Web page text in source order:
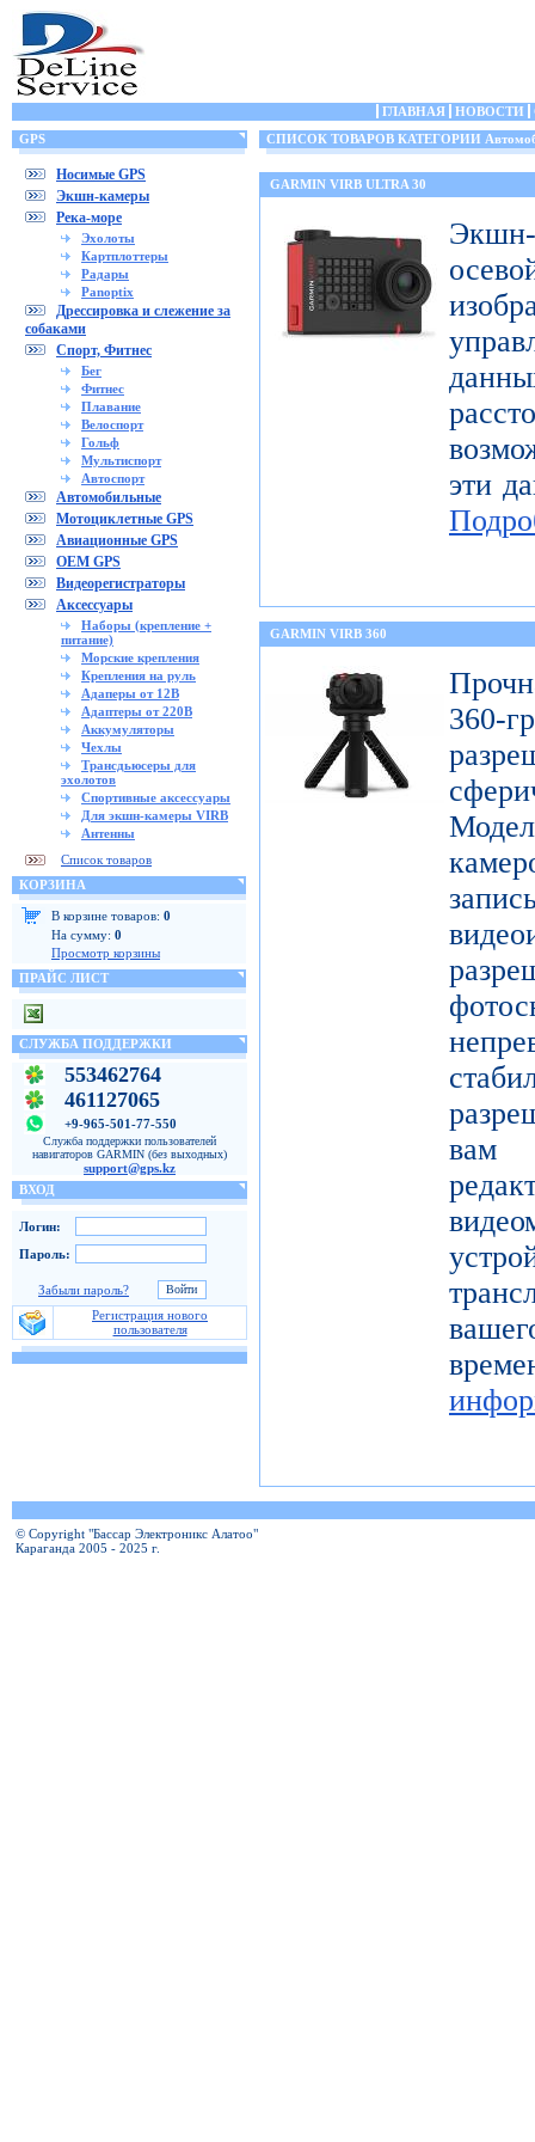
ГЛАВНАЯ НОВОСТИ
GPS
Носимые GPS
Экшн-камеры
Река-море
Эхолоты
Картплоттеры
Радары
Panoptix
Дрессировка и слежение за
собаками
Спорт, Фитнес
Бег
Фитнес
Плавание
Велоспорт
Гольф
Мультиспорт
Автоспорт
Автомобильные
Мотоциклетные GPS
Авиационные GPS
OEM GPS
Видеорегистраторы
Аксессуары
Наборы (крепление +
питание)
Морские крепления
Крепления на руль
Адаперы от 12В
Адаптеры от 220В
Аккумуляторы
Чехлы
Трансдьюсеры для
эхолотов
Спортивные аксессуары
Для экшн-камеры VIRB
Антенны
Список товаров
КОРЗИНА
В корзине товаров: 0
На сумму: 0
Просмотр корзины
ПРАЙС ЛИСТ
СЛУЖБА ПОДДЕРЖКИ
553462764
461127065
+9-965-501-77-550
Служба поддержки пользователей
навигаторов GARMIN (без выходных)
support@gps.kz
ВХОД
Логин:
Пароль:
Забыли пароль?
Регистрация нового
пользователя
СПИСОК ТОВАРОВ КАТЕГОРИИ
GARMIN VIRB ULTRA 30
эти
GARMIN VIRB 360
вам
© Copyright "Бассар Электроникс Алатоо"
Караганда 2005 - 2025 г.